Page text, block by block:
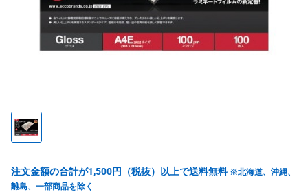
注文金額の合計が1,500円（税抜）以上で送料無料 ※北海道、沖縄、
離島、一部商品を除く